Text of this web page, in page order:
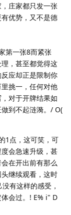
庄家都只发一张
优势，又不是德
第一张8而紧张
，甚至都觉得这
应却正是限制你
挑一，任何对他
对于开牌结果如
到不起涟漪。/ O(
1点，这可笑，可
会急速升级，甚
在开出前有那么
继续观看，这时
有这样的感受，
会过。! E% i" D